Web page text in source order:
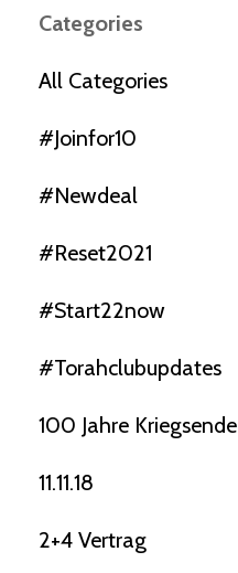
Categories
All Categories
#joinfor10
#newdeal
#reset2021
#start22now
#torahclubupdates
100 Jahre Kriegsende
11.11.18
2+4 Vertrag